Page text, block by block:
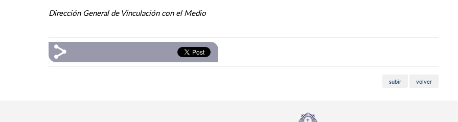
Dirección General de Vinculación con el Medio
subir volver